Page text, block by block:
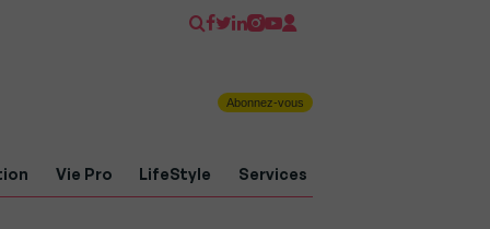
Abonnez-vous
Vie Pro LifeStyle Services